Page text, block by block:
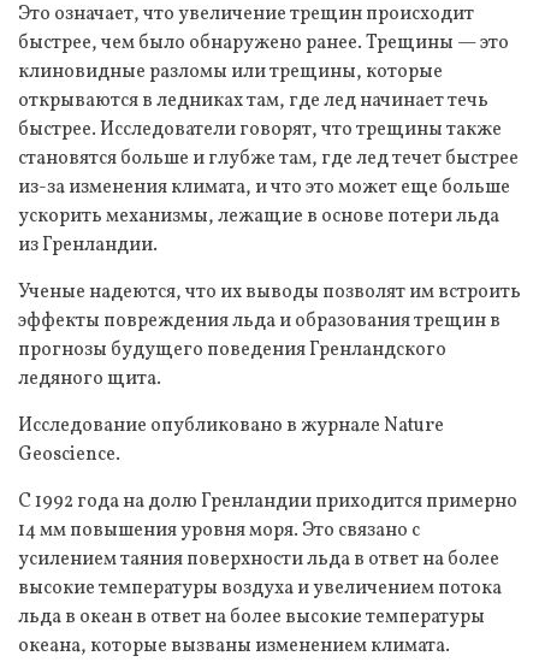
Это означает, что увеличение трещин происходит
быстрее, чем было обнаружено ранее. Трещины — это
клиновидные разломы или трещины, которые
открываются в ледниках там, где лед начинает течь
быстрее. Исследователи говорят, что трещины также
становятся больше и глубже там, где лед течет быстрее
из-за изменения климата, и что это может еще больше
ускорить механизмы, лежащие в основе потери льда
из Гренландии.
Ученые надеются, что их выводы позволят им встроить
эффекты повреждения льда и образования трещин в
прогнозы будущего поведения Гренландского
ледяного щита.
Исследование опубликовано в журнале Nature
Geoscience.
С 1992 года на долю Гренландии приходится примерно
14 мм повышения уровня моря. Это связано с
усилением таяния поверхности льда в ответ на более
высокие температуры воздуха и увеличением потока
льда в океан в ответ на более высокие температуры
океана, которые вызваны изменением климата.